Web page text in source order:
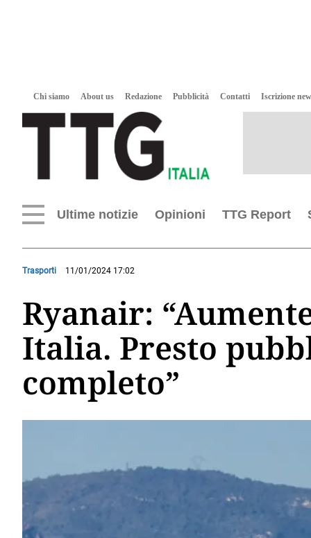
Chi siamo About us Redazione Pubblicità Contatti Iscrizione
Ultime notizie Opinioni TTG Report
Trasporti 11/01/2024 17:02
Ryanair:
Italia. Presto
completo”